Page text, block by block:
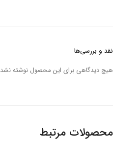
نقد و بررسی‌ها
هیچ دیدگاهی برای این محصول نوشته
محصولات مرتبط